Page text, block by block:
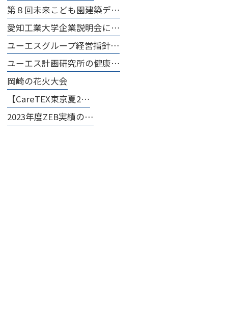
第８回未来こども園建築デ…
愛知工業大学企業説明会に…
ユーエスグループ経営指針…
ユーエス計画研究所の健康…
岡崎の花火大会
【CareTEX東京夏2…
2023年度ZEB実績の…